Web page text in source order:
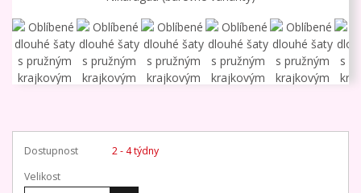
Dostupnost
2 - 4 týdny
Velikost